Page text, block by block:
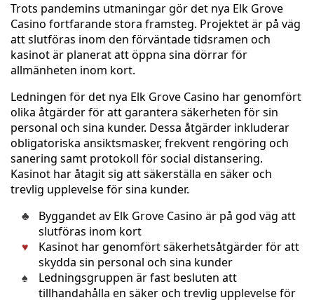
Trots pandemins utmaningar gör det nya Elk Grove
Casino fortfarande stora framsteg. Projektet är på väg
att slutföras inom den förväntade tidsramen och
kasinot är planerat att öppna sina dörrar för
allmänheten inom kort.
Ledningen för det nya Elk Grove Casino har genomfört
olika åtgärder för att garantera säkerheten för sin
personal och sina kunder. Dessa åtgärder inkluderar
obligatoriska ansiktsmasker, frekvent rengöring och
sanering samt protokoll för social distansering.
Kasinot har åtagit sig att säkerställa en säker och
trevlig upplevelse för sina kunder.
Byggandet av Elk Grove Casino är på god väg att
slutföras inom kort
Kasinot har genomfört säkerhetsåtgärder för att
skydda sin personal och sina kunder
Ledningsgruppen är fast besluten att
tillhandahålla en säker och trevlig upplevelse för